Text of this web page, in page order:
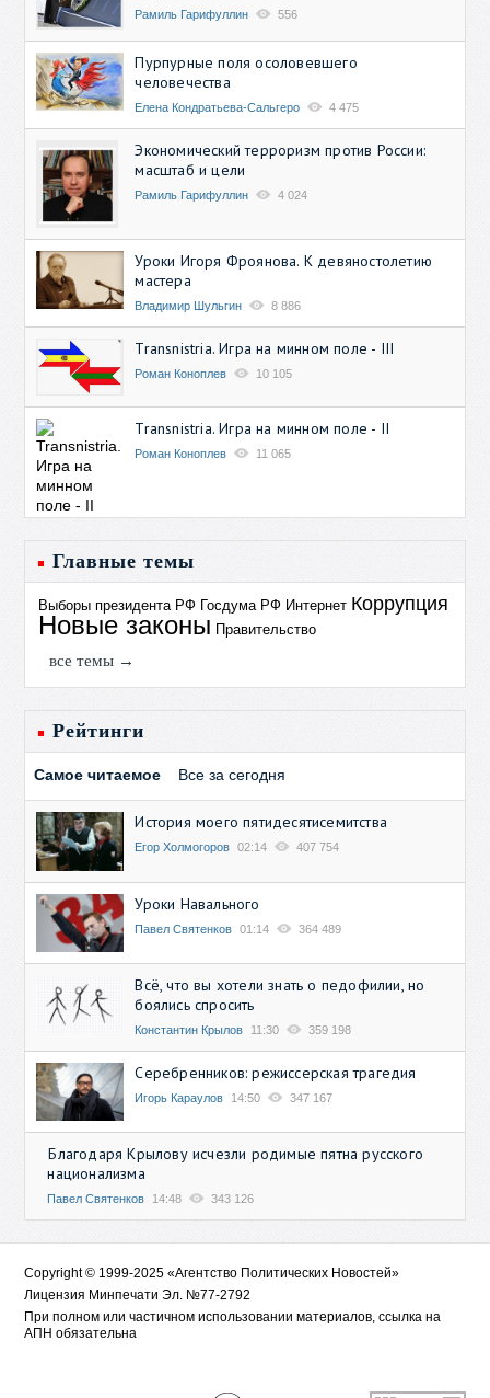
Рамиль Гарифуллин 556
Пурпурные поля осоловевшего
человечества
Елена Кондратьева-Сальгеро 4 475
Экономический терроризм против России:
масштаб и цели
Рамиль Гарифуллин 4 024
Уроки Игоря Фроянова. К девяностолетию
мастера
Владимир Шульгин 8 886
Transnistria. Игра на минном поле - III
Роман Коноплев 10 105
Transnistria. Игра на минном поле - II
Роман Коноплев 11 065
Главные темы
Выборы президента РФ Госдума РФ Интернет Коррупция
Новые законы Правительство
все темы →
Рейтинги
Самое читаемое Все за сегодня
История моего пятидесятисемитства
Егор Холмогоров 02:14 407 754
Уроки Навального
Павел Святенков 01:14 364 489
Всё, что вы хотели знать о педофилии, но
боялись спросить
Константин Крылов 11:30 359 198
Серебренников: режиссерская трагедия
Игорь Караулов 14:50 347 167
Благодаря Крылову исчезли родимые пятна русского
национализма
Павел Святенков 14:48 343 126
Copyright © 1999-2025 «Агентство Политических Новостей»
Лицензия Минпечати Эл. №77-2792
При полном или частичном использовании материалов, ссылка на
АПН обязательна